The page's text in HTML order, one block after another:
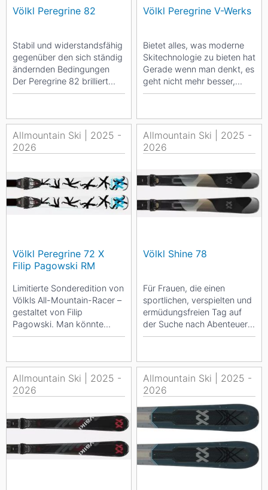
Völkl Peregrine 82
Stabil und widerstandsfähig
gegenüber den sich ständig
ändernden Bedingungen
Der Peregrine 82 brilliert
sowohl auf eisigen Pisten
Völkl Peregrine V-Werks
Bietet alles, was moderne
Skitechnologie zu bieten hat
Gerade wenn man denkt, es
geht nicht mehr besser,
belehrt einen das Völkl R&D
Allmountain Ski | 2025 -
2026
Völkl Peregrine 72 X
Filip Pagowski RM
Limitierte Sonderedition von
Völkls All-Mountain-Racer –
gestaltet von Filip
Pagowski. Man könnte
sagen, der Begriff...
Allmountain Ski | 2025 -
2026
Völkl Shine 78
Für Frauen, die einen
sportlichen, verspielten und
ermüdungsfreien Tag auf
der Suche nach Abenteuern
in den Bergen verbringen
Allmountain Ski | 2025 -
2026
Allmountain Ski | 2025 -
2026